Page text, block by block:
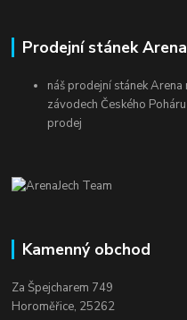
Prodejní stánek Arena
náš prodejní stánek
závodech Českého
prodej
Kamenný obchod
Za Špejcharem 749
Horoměřice, 25262